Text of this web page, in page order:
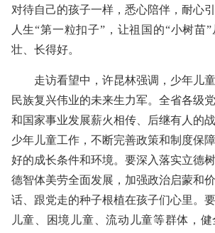
对待自己的孩子一样，悉心陪伴，耐心
人生“第一粒扣子”，让祖国的“小树苗
壮、长得好。
走访看望中，许昆林强调，少年儿童
民族复兴伟业的未来生力军。全省各级
和国家事业发展薪火相传、后继有人的
少年儿童工作，不断完善政策和制度保
好的成长条件和环境。要深入落实立德
德智体美劳全面发展，加强政治启蒙和
话、跟党走的种子根植在孩子们心里。
儿童、困境儿童、流动儿童等群体，